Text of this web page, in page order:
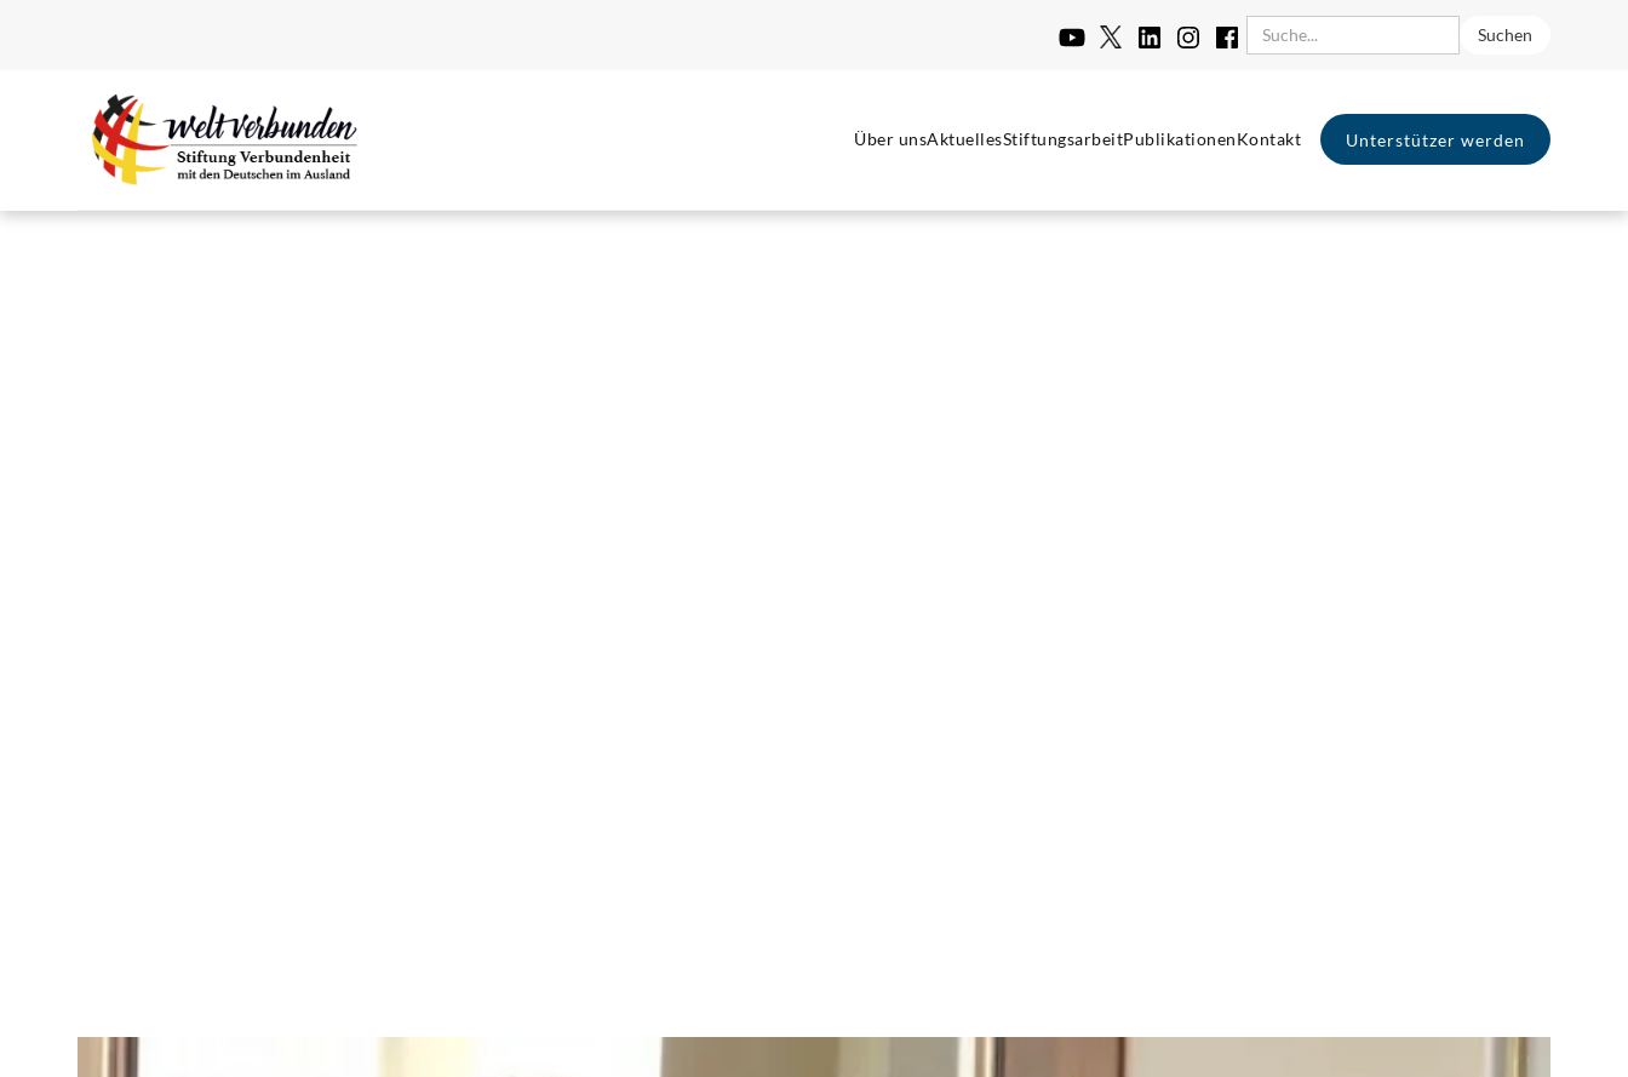
Über unsAktuellesStiftungsarbeitPublikationenKontakt Unterstützer werden